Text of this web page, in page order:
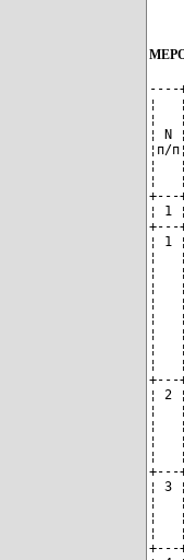
----
¦
¦
¦ N
¦п/
¦
¦
¦
¦ 1
¦
¦
¦
¦
¦
¦
¦
¦
¦ 2
¦
¦
¦
¦
¦ 3
¦
¦
¦